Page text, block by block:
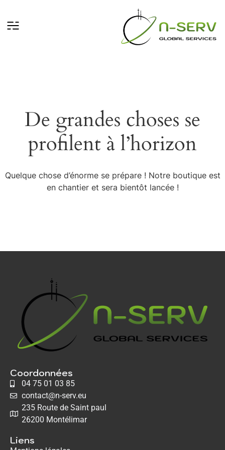
De grandes choses se
profilent à l’horizon
Quelque chose d’énorme se prépare ! Notre boutique est
en chantier et sera bientôt lancée !
Coordonnées
04 75 01 03 85
contact@n-serv.eu
235 Route de Saint paul
26200 Montélimar
Liens